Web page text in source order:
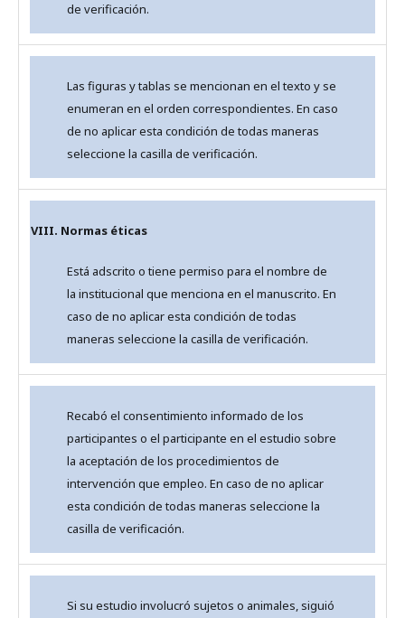
de verificación.
Las figuras y tablas se mencionan en el texto y se
enumeran en el orden correspondientes. En caso
de no aplicar esta condición de todas maneras
seleccione la casilla de verificación.
VIII. Normas éticas
Está adscrito o tiene permiso para el nombre de
la institucional que menciona en el manuscrito. En
caso de no aplicar esta condición de todas
maneras seleccione la casilla de verificación.
Recabó el consentimiento informado de los
participantes o el participante en el estudio sobre
la aceptación de los procedimientos de
intervención que empleo. En caso de no aplicar
esta condición de todas maneras seleccione la
casilla de verificación.
Si su estudio involucró sujetos o animales, siguió